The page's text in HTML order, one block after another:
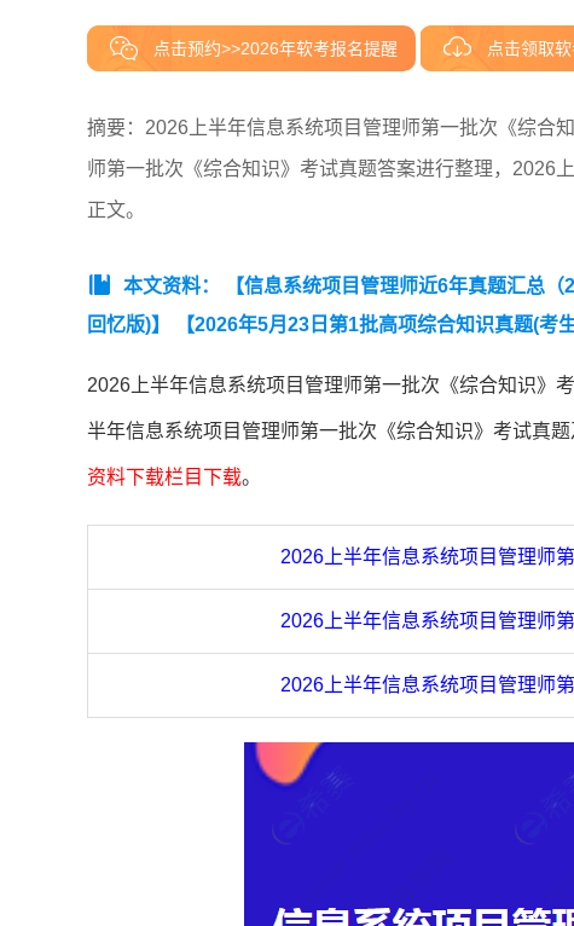
点击预约>>2026年软考报名提醒 点击领取
摘要：2026上半年信息系统项目管理师第一批次《综合
师第一批次《综合知识》考试真题答案进行整理，2026
正文。
本文资料： 【信息系统项目管理师近6年真题汇总（
回忆版)】
【2026年5月23日第1批高项综合知识真题(考
2026上半年信息系统项目管理师第一批次《综合知识》
半年信息系统项目管理师第一批次《综合知识》考试真题
资料下载栏目下载。
2026上半年信息系统项目管理师
2026上半年信息系统项目管理师
2026上半年信息系统项目管理师